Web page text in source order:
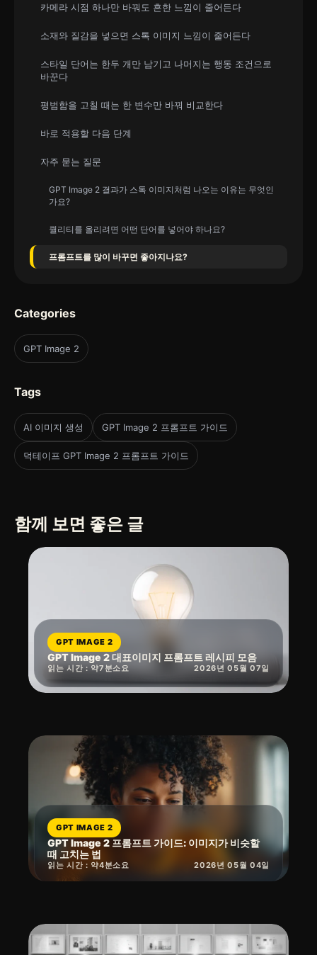
카메라 시점 하나만 바꿔도 흔한 느낌이 줄어든다
소재와 질감을 넣으면 스톡 이미지 느낌이 줄어든다
스타일 단어는 한두 개만 남기고 나머지는 행동 조건으로
바꾼다
평범함을 고칠 때는 한 변수만 바꿔 비교한다
바로 적용할 다음 단계
자주 묻는 질문
GPT Image 2 결과가 스톡 이미지처럼 나오는 이유는 무엇인
가요?
퀄리티를 올리려면 어떤 단어를 넣어야 하나요?
프롬프트를 많이 바꾸면 좋아지나요?
Categories
GPT Image 2
Tags
AI 이미지 생성 GPT Image 2 프롬프트 가이드
덕테이프 GPT Image 2 프롬프트 가이드
함께 보면 좋은 글
GPT IMAGE 2
GPT Image 2 대표이미지 프롬프트 레시피 모음
읽는 시간 : 약7 분소요 2026년 05월 07일
GPT IMAGE 2
GPT Image 2 프롬프트 가이드: 이미지가 비슷할
때 고치는 법
읽는 시간 : 약4분소요 2026년 05월 04일